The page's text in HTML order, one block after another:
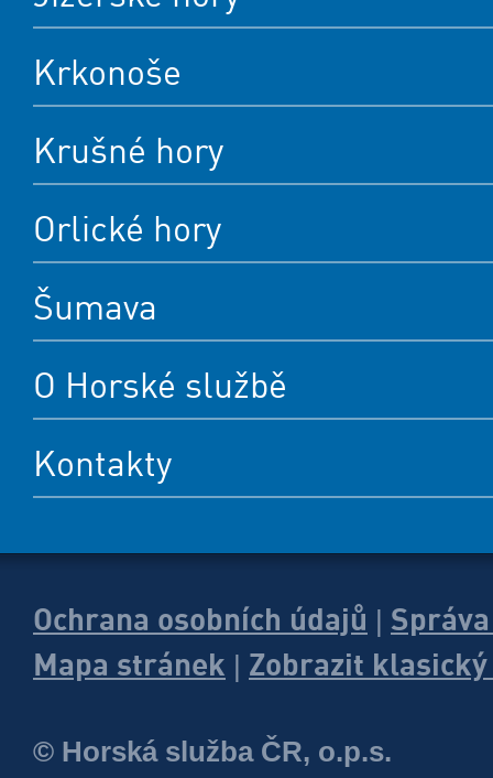
Krkonoše
Krušné hory
Orlické hory
Šumava
O Horské službě
Kontakty
Ochrana osobních údajů
Mapa stránek
Zobrazit
© Horská služba ČR, o.p.s.